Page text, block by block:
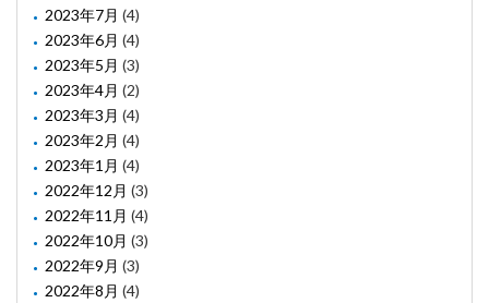
2023年7月 (4)
2023年6月 (4)
2023年5月 (3)
2023年4月 (2)
2023年3月 (4)
2023年2月 (4)
2023年1月 (4)
2022年12月 (3)
2022年11月 (4)
2022年10月 (3)
2022年9月 (3)
2022年8月 (4)